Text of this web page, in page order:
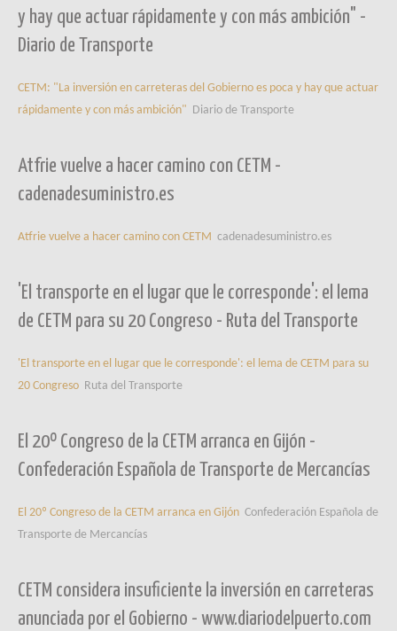
y hay que actuar rápidamente y con más ambición" -
Diario de Transporte
CETM: "La inversión en carreteras del Gobierno es poca y hay que actuar
rápidamente y con más ambición" Diario de Transporte
Atfrie vuelve a hacer camino con CETM -
cadenadesuministro.es
Atfrie vuelve a hacer camino con CETM cadenadesuministro.es
'El transporte en el lugar que le corresponde': el lema
de CETM para su 20 Congreso - Ruta del Transporte
'El transporte en el lugar que le corresponde': el lema de CETM para su
20 Congreso Ruta del Transporte
El 20º Congreso de la CETM arranca en Gijón -
Confederación Española de Transporte de Mercancías
El 20º Congreso de la CETM arranca en Gijón Confederación Española de
Transporte de Mercancías
CETM considera insuficiente la inversión en carreteras
anunciada por el Gobierno - www.diariodelpuerto.com